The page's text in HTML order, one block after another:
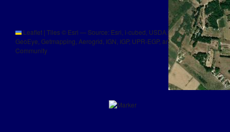
Leaflet | Tiles © Esri — Source: Esri, i-cubed, USDA, USGS, AEX,
GeoEye, Getmapping, Aerogrid, IGN, IGP, UPR-EGP, and the GIS User
Community